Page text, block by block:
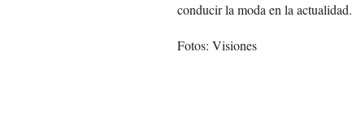
conducir la moda en la actualidad.
Fotos: Visiones